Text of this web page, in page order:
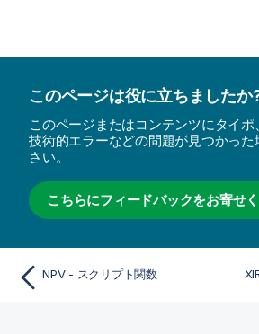
このページは役に立ちましたか
このページまたはコンテンツにタイポ
技術的エラーなどの問題が見つかっ
さい。
こちらにフィードバックをお寄せ
NPV - スクリプト関数